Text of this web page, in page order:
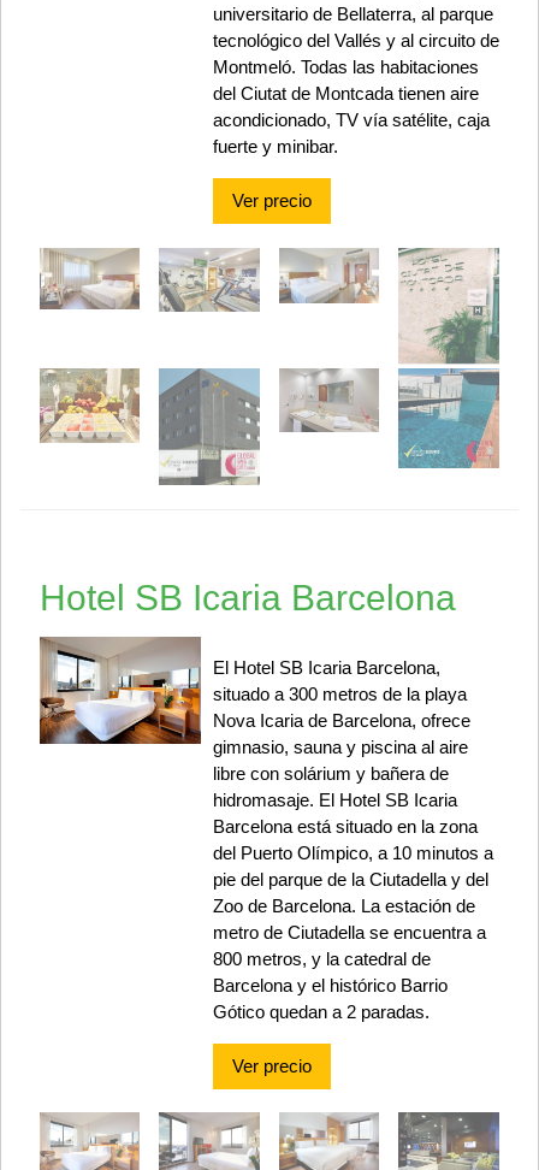
universitario de Bellaterra, al parque
tecnológico del Vallés y al circuito de
Montmeló. Todas las habitaciones
del Ciutat de Montcada tienen aire
acondicionado, TV vía satélite, caja
fuerte y minibar.
Ver precio
Hotel SB Icaria Barcelona
El Hotel SB Icaria Barcelona,
situado a 300 metros de la playa
Nova Icaria de Barcelona, ​​ofrece
gimnasio, sauna y piscina al aire
libre con solárium y bañera de
hidromasaje. El Hotel SB Icaria
Barcelona está situado en la zona
del Puerto Olímpico, a 10 minutos a
pie del parque de la Ciutadella y del
Zoo de Barcelona. La estación de
metro de Ciutadella se encuentra a
800 metros, y la catedral de
Barcelona y el histórico Barrio
Gótico quedan a 2 paradas.
Ver precio